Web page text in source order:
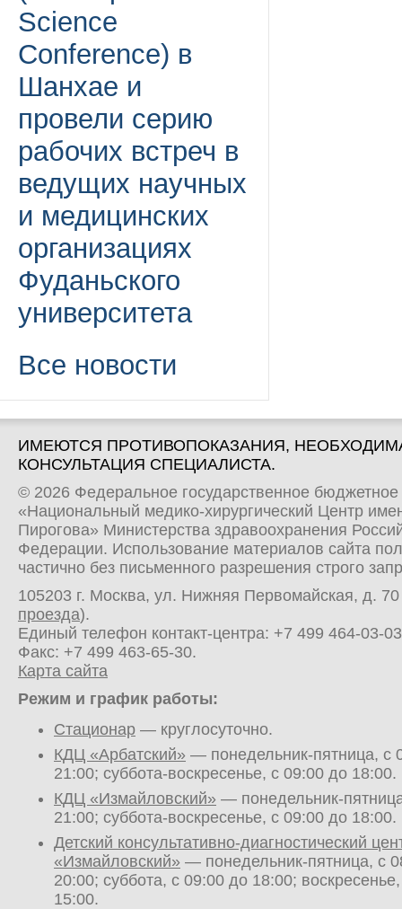
Science
Conference) в
Шанхае и
провели серию
рабочих встреч в
ведущих научных
и медицинских
организациях
Фуданьского
университета
Все новости
ИМЕЮТСЯ ПРОТИВОПОКАЗАНИЯ,
КОНСУЛЬТАЦИЯ СПЕЦИАЛИСТА.
© 2026 Федеральное государственное
«Национальный медико-хирургический Центр
Пирогова» Министерства здравоохранения
Федерации. Использование материалов сайта
частично без письменного разрешения строго
105203 г. Москва, ул. Нижняя Первомайская, д.
проезда).
Единый телефон контакт-центра: +7 499 464-03-03
Факс: +7 499 463-65-30.
Карта сайта
Режим и график работы:
Стационар — круглосуточно.
КДЦ «Арбатский» — понедельник-пятница, с
21:00; суббота-воскресенье, с 09:00 до 18:00.
КДЦ «Измайловский» — понедельник-
21:00; суббота-воскресенье, с 09:00 до 18:00.
Детский консультативно-диагностический
«Измайловский» — понедельник-пятница, с
20:00; суббота, с 09:00 до 18:00;
15:00.